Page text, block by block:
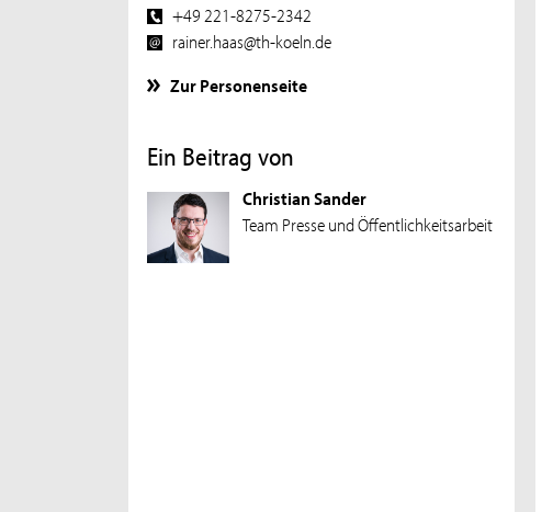
+49 221-8275-2342
rainer.haas@th-koeln.de
Zur Personenseite
Ein Beitrag von
Christian Sander
Team Presse und Öffentlichkeitsarbeit